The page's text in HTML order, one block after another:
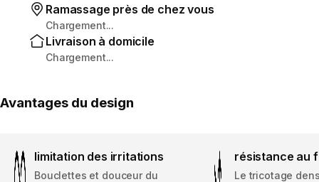
Ramassage près de chez vous
Chargement...
Livraison à domicile
Chargement...
Avantages du design
limitation des irritations
Bouclettes et douceur du
résistance au
Le tricotage